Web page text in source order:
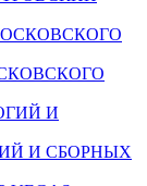
И СБОРНЫХ